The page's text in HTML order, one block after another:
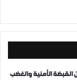
القبضة الأمنية والغضب